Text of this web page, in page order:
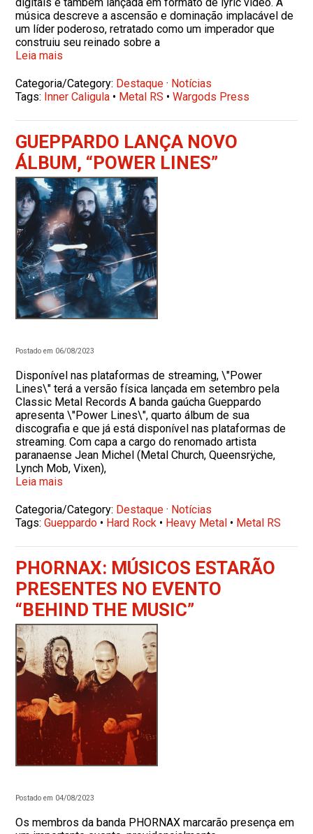
música descreve a ascensão e dominação implacável de
um líder poderoso, retratado como um imperador que
construiu seu reinado sobre a
Leia mais
Categoria/Category: Destaque · Notícias
Tags: Inner Caligula • Metal RS •Wargods Press
GUEPPARDO LANÇA NOVO
ÁLBUM, “POWER LINES”
Postado em 06/08/2023
Disponível nas plataformas de streaming, \"Power
Lines\" terá a versão física lançada em setembro pela
Classic Metal Records A banda gaúcha Gueppardo
apresenta \"Power Lines\", quarto álbum de sua
discografia e que já está disponível nas plataformas de
streaming. Com capa a cargo do renomado artista
paranaense Jean Michel (Metal Church, Queensrÿche,
Lynch Mob, Vixen),
Leia mais
Categoria/Category: Destaque · Notícias
Tags:Gueppardo • Hard Rock • Heavy Metal • Metal RS
PHORNAX: MÚSICOS ESTARÃO
PRESENTES NO EVENTO
“BEHIND THE MUSIC”
Postado em 04/08/2023
Os membros da banda PHORNAX marcarão presença em